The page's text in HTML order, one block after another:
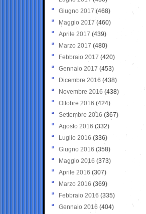
Giugno 2017 (468)
Maggio 2017 (460)
Aprile 2017 (439)
Marzo 2017 (480)
Febbraio 2017 (420)
Gennaio 2017 (453)
Dicembre 2016 (438)
Novembre 2016 (438)
Ottobre 2016 (424)
Settembre 2016 (367)
Agosto 2016 (332)
Luglio 2016 (336)
Giugno 2016 (358)
Maggio 2016 (373)
Aprile 2016 (307)
Marzo 2016 (369)
Febbraio 2016 (335)
Gennaio 2016 (404)